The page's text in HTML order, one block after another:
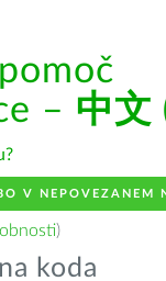
– 中文
V NEPOVEZANEM
)
koda